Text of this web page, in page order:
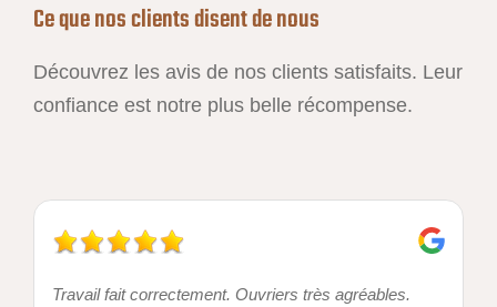
Ce que nos clients disent de nous
Découvrez les avis de nos clients satisfaits. Leur
confiance est notre plus belle récompense.
Travail fait correctement. Ouvriers très agréables.